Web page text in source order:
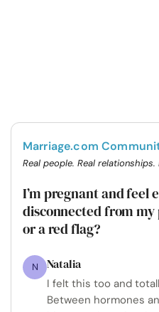
Marriage.com
Real people. Real relationships.
I’m pregnant and feel
disconnected from
or a red flag?
N Natalia
I felt this too and
Between hormones